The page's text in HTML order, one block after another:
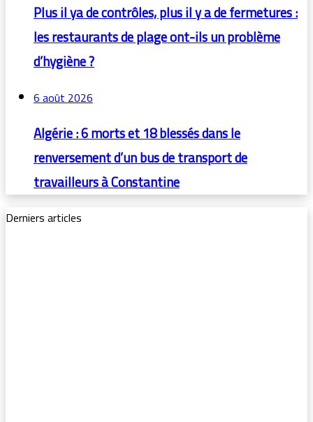
Plus il ya de contrôles, plus il y a de fermetures :
les restaurants de plage ont-ils un problème
d’hygiène ?
6 août 2026
Algérie : 6 morts et 18 blessés dans le
renversement d’un bus de transport de
travailleurs à Constantine
Derniers articles